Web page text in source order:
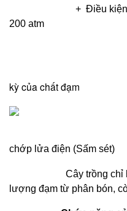
+ Điều kiện:
200 atm
kỳ của chất đạm
chớp lửa điện (Sấm sét)
Cây trồng chỉ
lượng đạm từ phân bón,